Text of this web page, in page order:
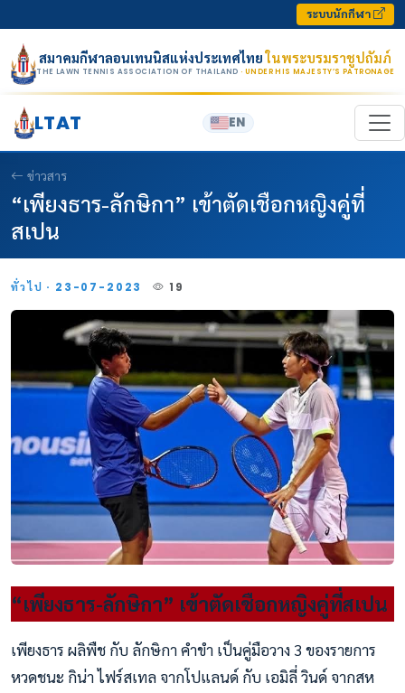
ระบบนักกีฬา
สมาคมกีฬาลอนเทนนิสแห่งประเทศไทยในพระบรมราชูปถัมภ์
THE LAWN TENNIS ASSOCIATION OF THAILAND · UNDER HIS MAJESTY’S PATRONAGE
LTAT EN
ข่าวสาร
“เพียงธาร-ลักษิกา” เข้าตัดเชือกหญิงคู่ที่
สเปน
ทั่วไป · 23-07-2023 19
“เพียงธาร-ลักษิกา” เข้าตัดเชือกหญิงคู่ที่สเปน
เพียงธาร ผลิพืช กับ ลักษิกา คำขำ เป็นคู่มือวาง 3 ของรายการ
หวดชนะ กิน่า ไฟร์สเทล จากโปแลนด์ กับ เอมิลี่ วินด์ จากสห